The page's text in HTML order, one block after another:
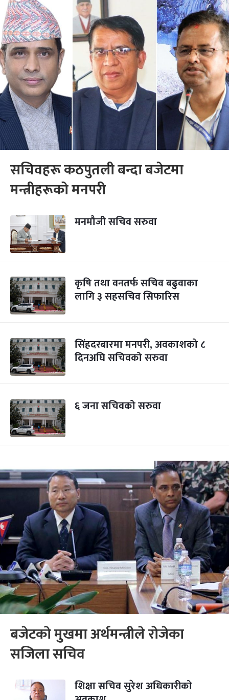
सचिवहरू कठपुतली बन्दा बजेटमा
मन्त्रीहरूको मनपरी
मनमौजी सचिव सरुवा
कृषि तथा वनतर्फ सचिव बढुवाका
लागि ३ सहसचिव सिफारिस
सिंहदरबारमा मनपरी, अवकाशको ८
दिनअघि सचिवको सरुवा
६ जना सचिवको सरुवा
बजेटको मुखमा अर्थमन्त्रीले रोजेका
सजिला सचिव
शिक्षा सचिव सुरेश अधिकारीको